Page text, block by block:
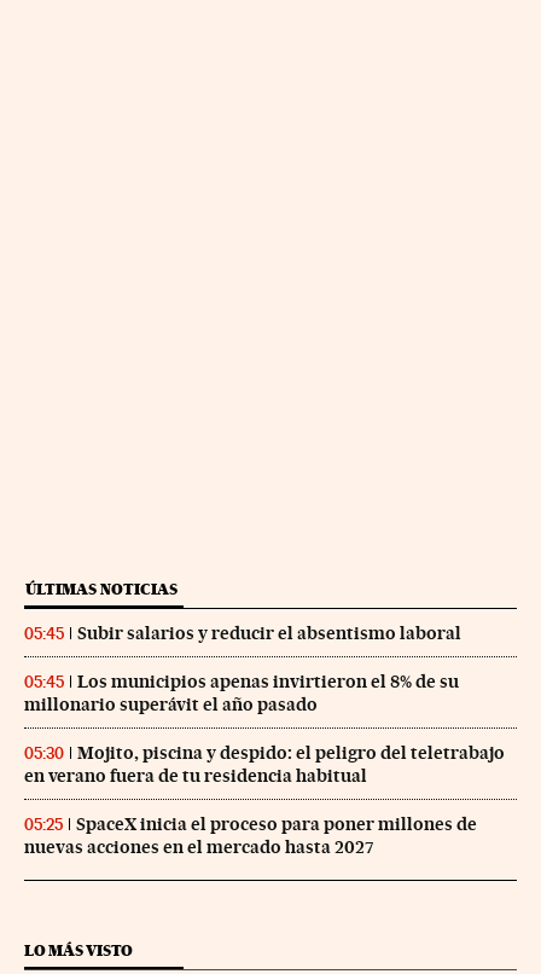
ÚLTIMAS NOTICIAS
05:45 Subir salarios y reducir el absentismo laboral
05:45
Los municipios apenas invirtieron el 8% de su
millonario superávit el año pasado
05:30
Mojito, piscina y despido: el peligro del teletrabajo
en verano fuera de tu residencia habitual
05:25
SpaceX inicia el proceso para poner millones de
nuevas acciones en el mercado hasta 2027
LO MÁS VISTO